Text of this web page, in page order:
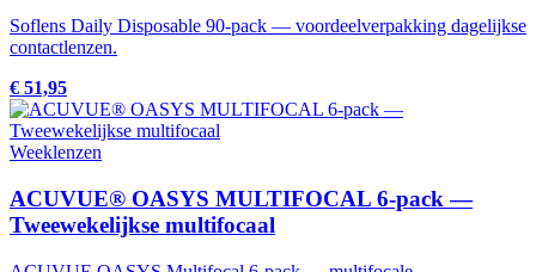
Soflens Daily Disposable 90-pack — voordeelverpakking dagelijkse
contactlenzen.
€ 51,95
Weeklenzen
ACUVUE® OASYS MULTIFOCAL 6-pack —
Tweewekelijkse multifocaal